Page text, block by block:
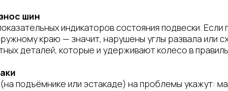
шин
индикаторов состояния подвески.
краю — значит, нарушены углы развала или
деталей, которые и удерживают колесо в
подъёмнике или эстакаде) на проблемы укажут: